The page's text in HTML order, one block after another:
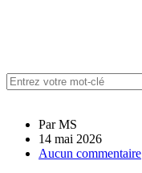
Par MS
14 mai 2026
Aucun commentaire